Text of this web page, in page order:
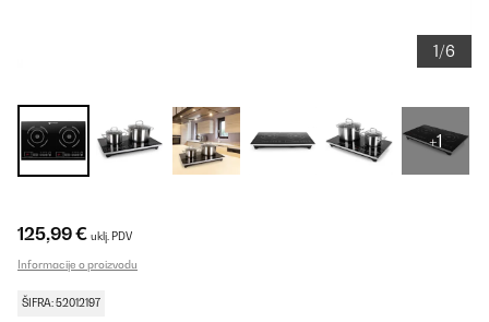
1/6
+1
125,99 € uklj. PDV
Informacije o proizvodu
ŠIFRA: 52012197